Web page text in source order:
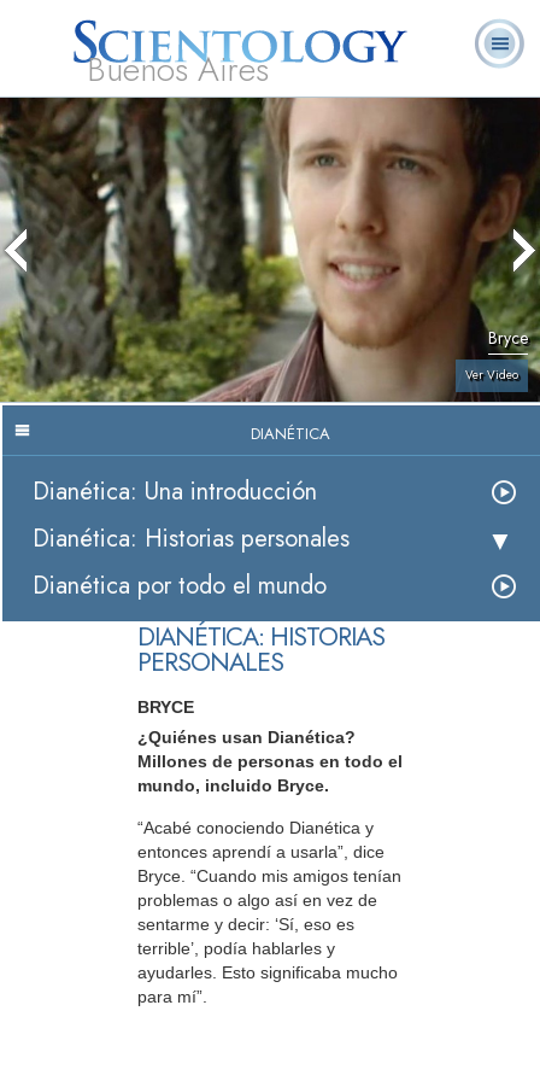
Buenos Aires
L. Ronald
Hubbard
¿Qué es
Scientology?
Ministros
Voluntarios
Bryce
Ver Video
DIANÉTICA
Dianética: Una introducción
Dianética: Historias personales
Dianética por todo el mundo
DIANÉTICA: HISTORIAS
PERSONALES
BRYCE
¿Quiénes usan Dianética?
Millones de personas en todo el
mundo, incluido Bryce.
“Acabé conociendo Dianética y
entonces aprendí a usarla”, dice
Bryce. “Cuando mis amigos tenían
problemas o algo así en vez de
sentarme y decir: ‘Sí, eso es
terrible’, podía hablarles y
ayudarles. Esto significaba mucho
para mí”.